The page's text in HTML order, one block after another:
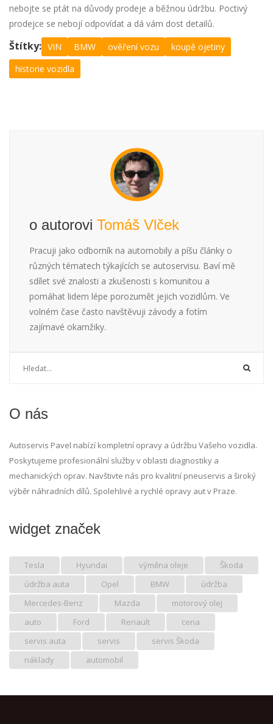
nebojte se ptát na důvody prodeje a běžnou údržbu. Poctivý
prodejce se nebojí odpovídat a dá vám dost detailů.
Štítky: VIN BMW ověření vozu
koupě ojetiny
historie vozidla
o autorovi Tomáš Vlček
Pracuji jako odborník na automobily a píšu články o
různých tématech týkajících se autoservisu. Baví mě
sdílet své znalosti a zkušenosti s komunitou a
pomáhat lidem lépe porozumět jejich vozidlům. Ve
volném čase často navštěvuji závody a fotím
zajímavé okamžiky.
O nás
Autoservis Pavel nabízí kompletní opravy a údržbu Vašeho vozidla.
Poskytujeme profesionální služby v oblasti diagnostiky a
mechanických oprav. Navštivte nás pro kvalitní pneuservis a široký
výběr náhradních dílů. Spolehlivé a rychlé opravy aut v Praze.
widget značek
Tesla Hyundai výměna oleje
Škoda
údržba auta
Opel BMW
údržba
Mercedes-Benz
Mazda
motorový olej
auto
Ford Renault
cena
servis auta
servis
servis Škoda
náklady
automobil